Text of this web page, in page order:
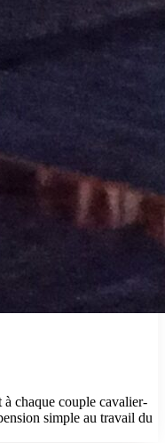
chaque couple cavalier-
simple au travail du